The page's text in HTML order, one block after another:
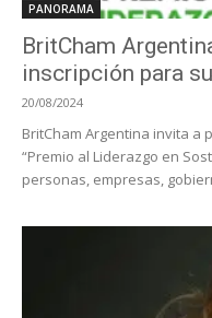
PANORAMA
BritCham
inscripción para
20/08/2024
BritCham Argentina invita a
“Premio al Liderazgo en
personas, empresas,